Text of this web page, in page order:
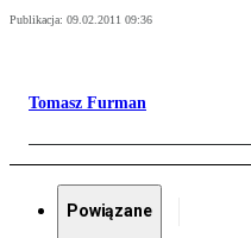
Publikacja: 09.02.2011 09:36
Tomasz Furman
Powiązane